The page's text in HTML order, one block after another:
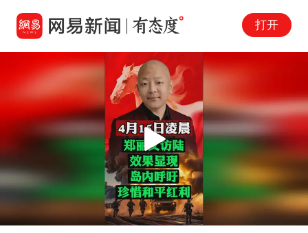
打开
00:50
Play